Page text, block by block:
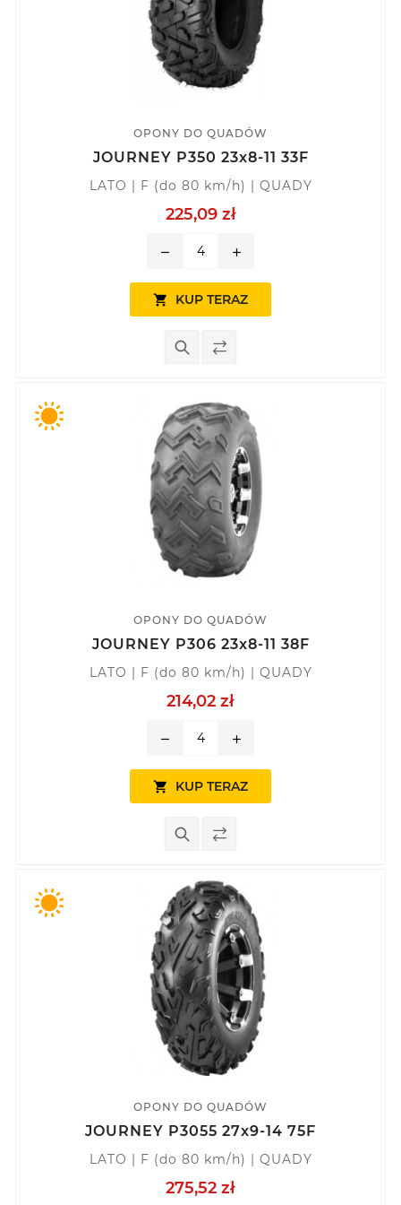
OPONY DO QUADÓW
JOURNEY P350 23x8-11 33F
LATO | F (do 80 km/h) | QUADY
225,09 zł
remove add
 KUP TERAZ
OPONY DO QUADÓW
JOURNEY P306 23x8-11 38F
LATO | F (do 80 km/h) | QUADY
214,02 zł
remove add
 KUP TERAZ
OPONY DO QUADÓW
JOURNEY P3055 27x9-14 75F
LATO | F (do 80 km/h) | QUADY
275,52 zł